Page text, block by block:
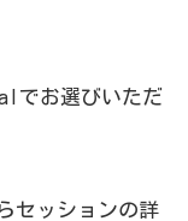
でお選びいただ
セッションの詳